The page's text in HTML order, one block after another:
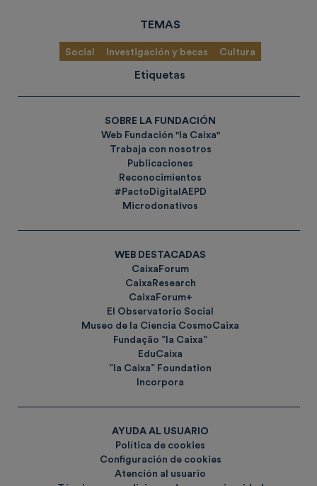
TEMAS
Social Investigación y becas Cultura
Etiquetas
SOBRE LA FUNDACIÓN
Web Fundación "la Caixa"
Trabaja con nosotros
Publicaciones
Reconocimientos
#PactoDigitalAEPD
Microdonativos
WEB DESTACADAS
CaixaForum
CaixaResearch
CaixaForum+
El Observatorio Social
Museo de la Ciencia CosmoCaixa
Fundação ”la Caixa”
EduCaixa
”la Caixa” Foundation
Incorpora
AYUDA AL USUARIO
Política de cookies
Configuración de cookies
Atención al usuario